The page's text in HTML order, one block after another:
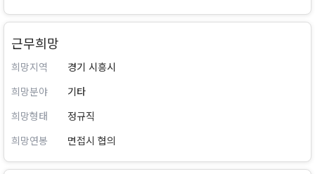
근무희망
희망지역
경기 시흥시
희망분야
기타
희망형태
정규직
희망연봉
면접시 협의